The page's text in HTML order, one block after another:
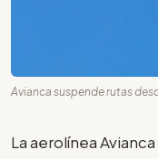
Avianca suspende rutas
La aerolínea